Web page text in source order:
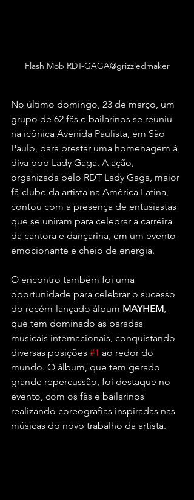
Flash Mob RDT-GAGA@grizzledmaker
No último domingo, 23 de março, um
grupo de 62 fãs e bailarinos se reuniu
na icônica Avenida Paulista, em São
Paulo, para prestar uma homenagem à
diva pop Lady Gaga. A ação,
organizada pelo RDT Lady Gaga, maior
fã-clube da artista na América Latina,
contou com a presença de entusiastas
que se uniram para celebrar a carreira
da cantora e dançarina, em um evento
emocionante e cheio de energia.
O encontro também foi uma
oportunidade para celebrar o sucesso
do recém-lançado álbum MAYHEM
que tem dominado as paradas
musicais internacionais, conquistando
diversas posições #1 ao redor do
mundo. O álbum, que tem gerado
grande repercussão, foi destaque no
evento, com os fãs e bailarinos
realizando coreografias inspiradas nas
músicas do novo trabalho da artista.